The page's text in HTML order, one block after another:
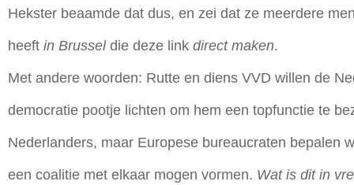
Hekster beaamde dat dus, en zei dat ze meerdere
heeft in Brusseldie deze link direct maken.
Met andere woorden: Rutte en diens VVD willen de
democratie pootje lichten om hem een topfunctie te
Nederlanders, maar Europese bureaucraten bepalen
een coalitie met elkaar mogen vormen. Wat is dit in